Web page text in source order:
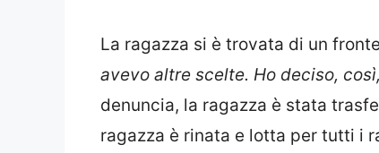
La ragazza si è trovata di un
avevo altre scelte. Ho deciso,
denuncia, la ragazza è stata
ragazza è rinata e lotta per tutti i